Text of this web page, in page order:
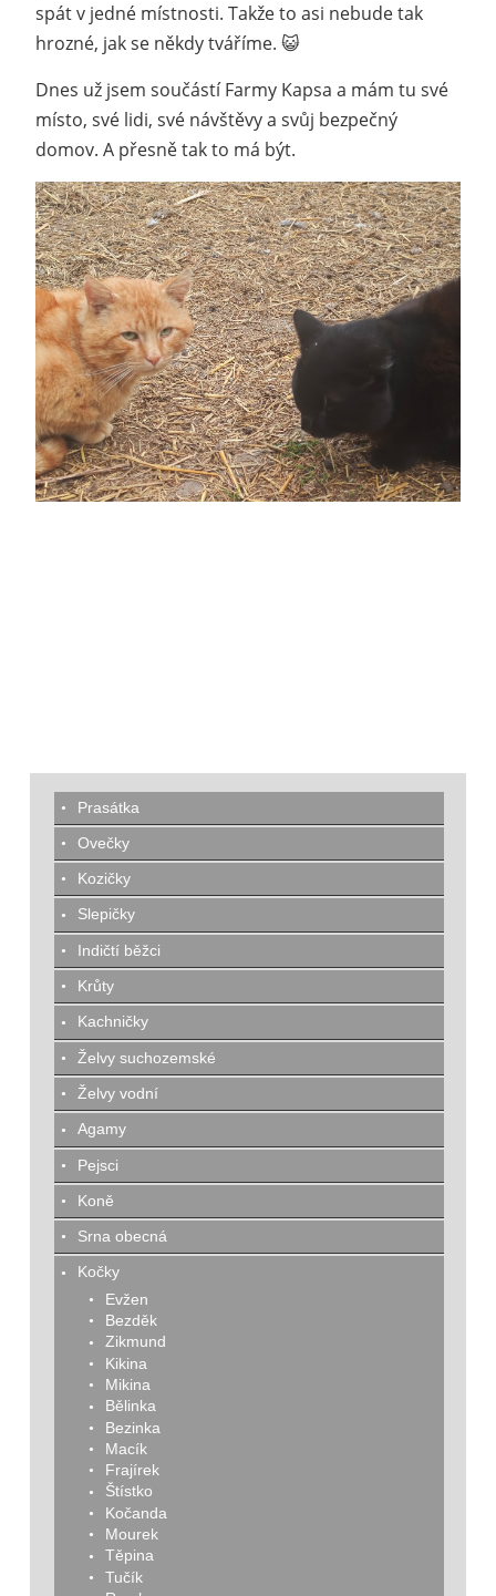
spát v jedné místnosti. Takže to asi nebude tak
hrozné, jak se někdy tváříme. 😺
Dnes už jsem součástí Farmy Kapsa a mám tu své
místo, své lidi, své návštěvy a svůj bezpečný
domov. A přesně tak to má být.
Prasátka
Ovečky
Kozičky
Slepičky
Indičtí běžci
Krůty
Kachničky
Želvy suchozemské
Želvy vodní
Agamy
Pejsci
Koně
Srna obecná
Kočky
Evžen
Bezděk
Zikmund
Kikina
Mikina
Bělinka
Bezinka
Macík
Frajírek
Štístko
Kočanda
Mourek
Těpina
Tučík